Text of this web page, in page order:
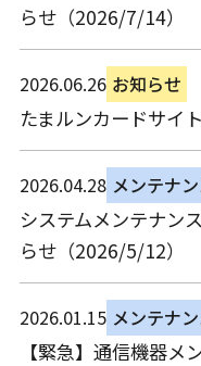
らせ（2026/7/14）
2026.06.26 お知らせ
たまルンカードサイ
2026.04.28 メンテナ
システムメンテナン
らせ（2026/5/12）
2026.01.15 メンテナ
【緊急】通信機器